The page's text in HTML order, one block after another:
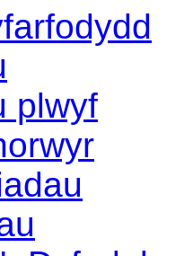
plwyf